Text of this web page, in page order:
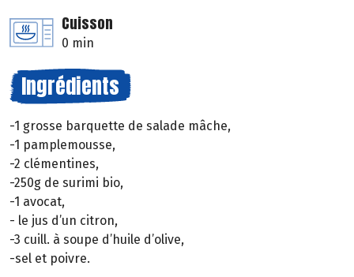
Cuisson
0 min
Ingrédients
-1 grosse barquette de salade mâche,
-1 pamplemousse,
-2 clémentines,
-250g de surimi bio,
-1 avocat,
- le jus d’un citron,
-3 cuill. à soupe d’huile d’olive,
-sel et poivre.